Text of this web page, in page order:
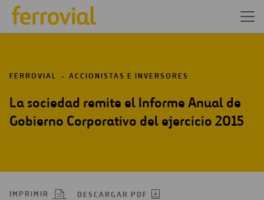
FERROVIAL ACCIONISTAS E INVERSORES
La sociedad remite el Informe Anual de
Gobierno Corporativo del ejercicio 2015
IMPRIMIR DESCARGAR PDF